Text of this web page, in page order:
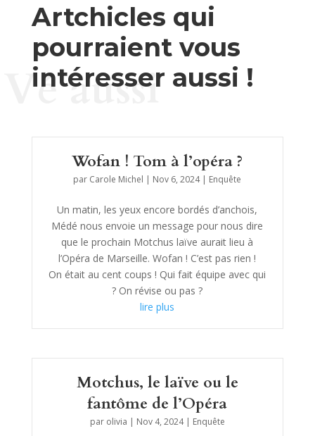
Artchicles qui
pourraient vous
intéresser aussi !
Vé aussi
Wofan ! Tom à l’opéra ?
par Carole Michel | Nov 6, 2024| Enquête
Un matin, les yeux encore bordés d’anchois,
Médé nous envoie un message pour nous dire
que le prochain Motchus laïve aurait lieu à
l’Opéra de Marseille. Wofan ! C’est pas rien !
On était au cent coups ! Qui fait équipe avec qui
? On révise ou pas ?
lire plus
Motchus, le laïve ou le
fantôme de l’Opéra
par olivia | Nov 4, 2024| Enquête